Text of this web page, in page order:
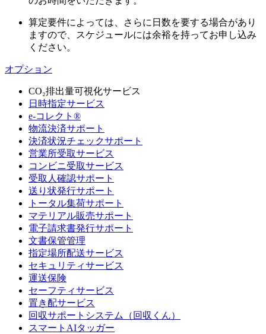
算定要件によっては、さらに日数を要する場合があり
ますので、スケジュールには余裕を持ってお申し込み
ください。
オプション
CO₂排出量可視化サービス
日時指定サービス
e-コレクト®
物流決済サポート
決済状況チェックサポート
営業所受取サービス
コンビニ受取サービス
受取人確認サポート
送り状発行サポート
トータル集荷サポート
マテリアル販売サポート
電子請求書発行サポート
文書保管管理
指定場所配送サービス
セキュリティサービス
運送保険
セーフティサービス
置き配サービス
回収サポートシステム（回収くん）
スマートAIタッガー